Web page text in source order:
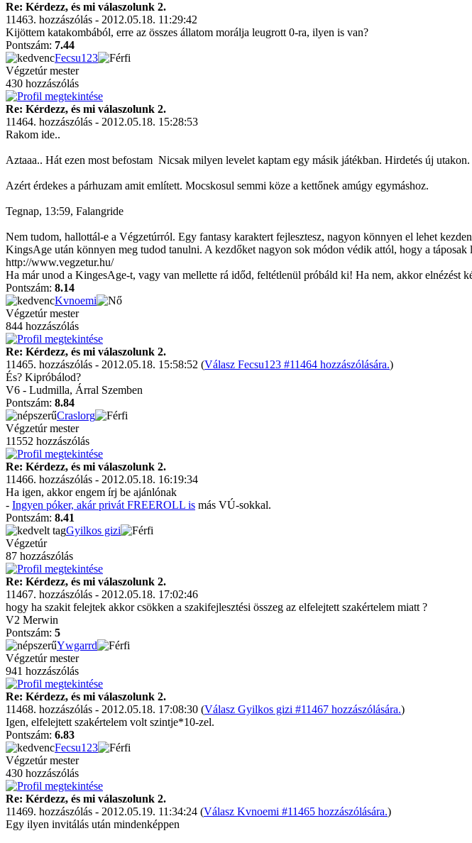
Re: Kérdezz, és mi válaszolunk 2.
11463. hozzászólás - 2012.05.18. 11:29:42
Kijöttem katakombából, erre az összes állatom morálja leugrott 0-ra, ilyen is van?
Pontszám: 7.44
Fecsu123
Végzetúr mester
430 hozzászólás
Re: Kérdezz, és mi válaszolunk 2.
11464. hozzászólás - 2012.05.18. 15:28:53
Rakom ide..
Aztaaa.. Hát ezen most befostam Nicsak milyen levelet kaptam egy másik játékban. Hirdetés új
Azért érdekes a párhuzam amit említett. Mocskosul semmi köze a kettőnek amúgy egymáshoz.
Tegnap, 13:59, Falangride
Nem tudom, hallottál-e a Végzetúrról. Egy fantasy karaktert fejlesztesz, nagyon könnyen el lehet
KingsAge után könnyen meg tudod tanulni. A kezdőket nagyon sok módon védik attól, hogy a
http://www.vegzetur.hu/
Ha már unod a KingesAge-t, vagy van mellette rá időd, feltétlenül próbáld ki! Ha nem, akkor elnézést
Pontszám: 8.14
Kvnoemi
Végzetúr mester
844 hozzászólás
Re: Kérdezz, és mi válaszolunk 2.
11465. hozzászólás - 2012.05.18. 15:58:52 (Válasz Fecsu123 #11464 hozzászólására.)
És? Kipróbálod?
V6 - Ludmilla, Árral Szemben
Pontszám: 8.84
Craslorg
Végzetúr mester
11552 hozzászólás
Re: Kérdezz, és mi válaszolunk 2.
11466. hozzászólás - 2012.05.18. 16:19:34
Ha igen, akkor engem írj be ajánlónak
- Ingyen póker, akár privát FREEROLL is más VÚ-sokkal.
Pontszám: 8.41
Gyilkos gizi
Végzetúr
87 hozzászólás
Re: Kérdezz, és mi válaszolunk 2.
11467. hozzászólás - 2012.05.18. 17:02:46
hogy ha szakit felejtek akkor csökken a szakifejlesztési összeg az elfelejtett szakértelem miatt ?
V2 Merwin
Pontszám: 5
Ywgarrd
Végzetúr mester
941 hozzászólás
Re: Kérdezz, és mi válaszolunk 2.
11468. hozzászólás - 2012.05.18. 17:08:30 (Válasz Gyilkos gizi #11467 hozzászólására.)
Igen, elfelejtett szakértelem volt szintje*10-zel.
Pontszám: 6.83
Fecsu123
Végzetúr mester
430 hozzászólás
Re: Kérdezz, és mi válaszolunk 2.
11469. hozzászólás - 2012.05.19. 11:34:24 (Válasz Kvnoemi #11465 hozzászólására.)
Egy ilyen invitálás után mindenképpen